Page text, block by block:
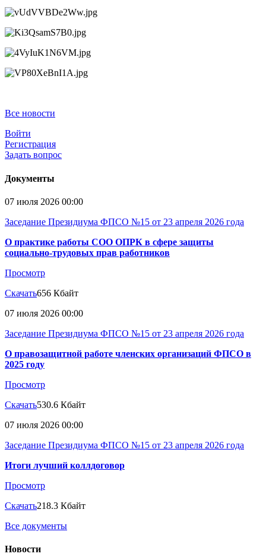
Все новости
Войти
Регистрация
Задать вопрос
Документы
07 июля 2026 00:00
Заседание Президиума ФПСО №15 от 23 апреля 2026 года
О практике работы СОО ОПРК в сфере защиты
социально-трудовых прав работников
Просмотр
Скачать656 Кбайт
07 июля 2026 00:00
Заседание Президиума ФПСО №15 от 23 апреля 2026 года
О правозащитной работе членских организаций ФПСО в
2025 году
Просмотр
Скачать530.6 Кбайт
07 июля 2026 00:00
Заседание Президиума ФПСО №15 от 23 апреля 2026 года
Итоги лучший коллдоговор
Просмотр
Скачать218.3 Кбайт
Все документы
Новости